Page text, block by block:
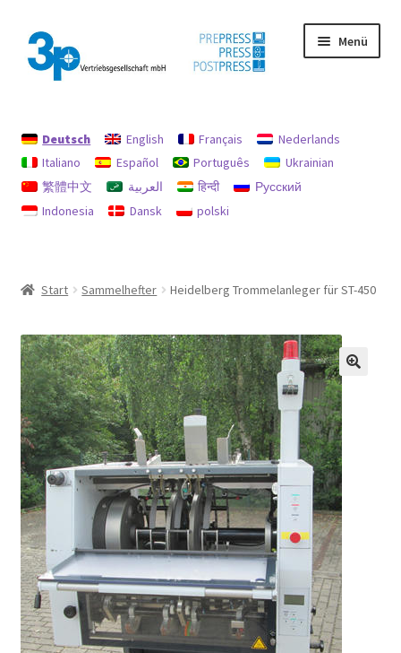
Zur
Navigation
springen
Zum
Inhalt
springen
Menü
Datenschutz
Gebrauchtmaschinen
Deutsch English Français
Nederlands
Italiano
Español Português
Ukrainian
繁體中文
العربية हिन्दी
Русский
Indonesia
Dansk polski
Start Sammelhefter Heidelberg Trommelanleger für ST-450